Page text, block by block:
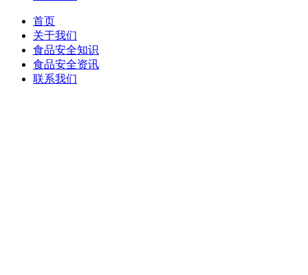
首页
关于我们
食品安全知识
食品安全资讯
联系我们